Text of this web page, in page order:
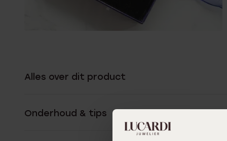
Alles over dit product
Onderhoud & tips